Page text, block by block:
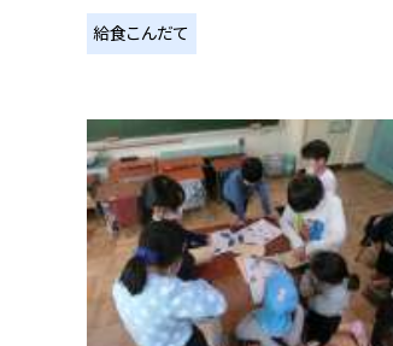
給食こんだて